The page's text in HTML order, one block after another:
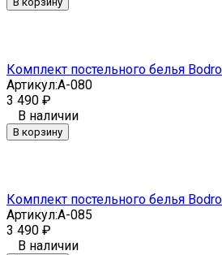
Комплект постельного белья
Артикул:A-080
3 490 ₽
В наличии
В корзину
Комплект постельного белья
Артикул:A-085
3 490 ₽
В наличии